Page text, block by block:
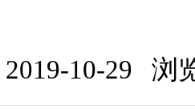
10-29 浏